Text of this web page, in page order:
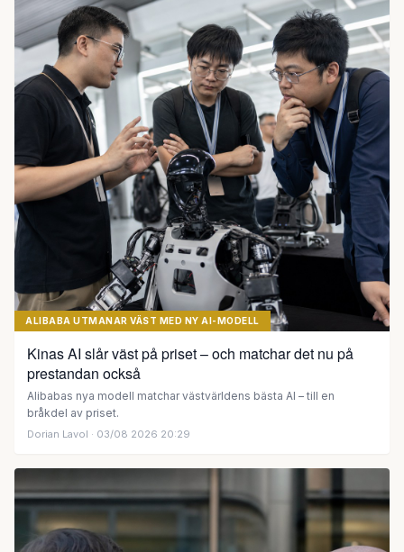
ALIBABA UTMANAR VÄST MED NY AI-MODELL
Kinas AI slår väst på priset – och matchar det nu på
prestandan också
Alibabas nya modell matchar västvärldens bästa AI – till en
bråkdel av priset.
Dorian Lavol · 03/08 2026 20:29